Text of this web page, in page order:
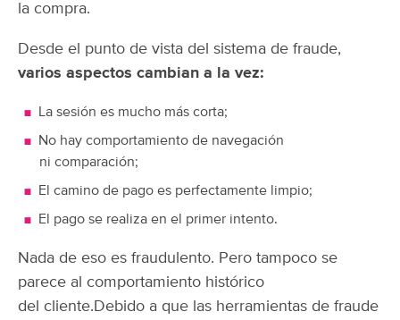
la compra.
Desde el punto de vista del sistema de fraude,
varios aspectos cambian a la vez:
La sesión es mucho más corta;
No hay comportamiento de navegación
ni comparación;
El camino de pago es perfectamente limpio;
El pago se realiza en el primer intento.
Nada de eso es fraudulento. Pero tampoco se
parece al comportamiento histórico
del cliente. Debido a que las herramientas de fraude